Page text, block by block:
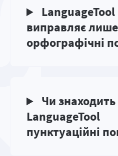
LanguageTool
виправляє лише
орфографічні
Чи знаходить
LanguageTool
пунктуаційні